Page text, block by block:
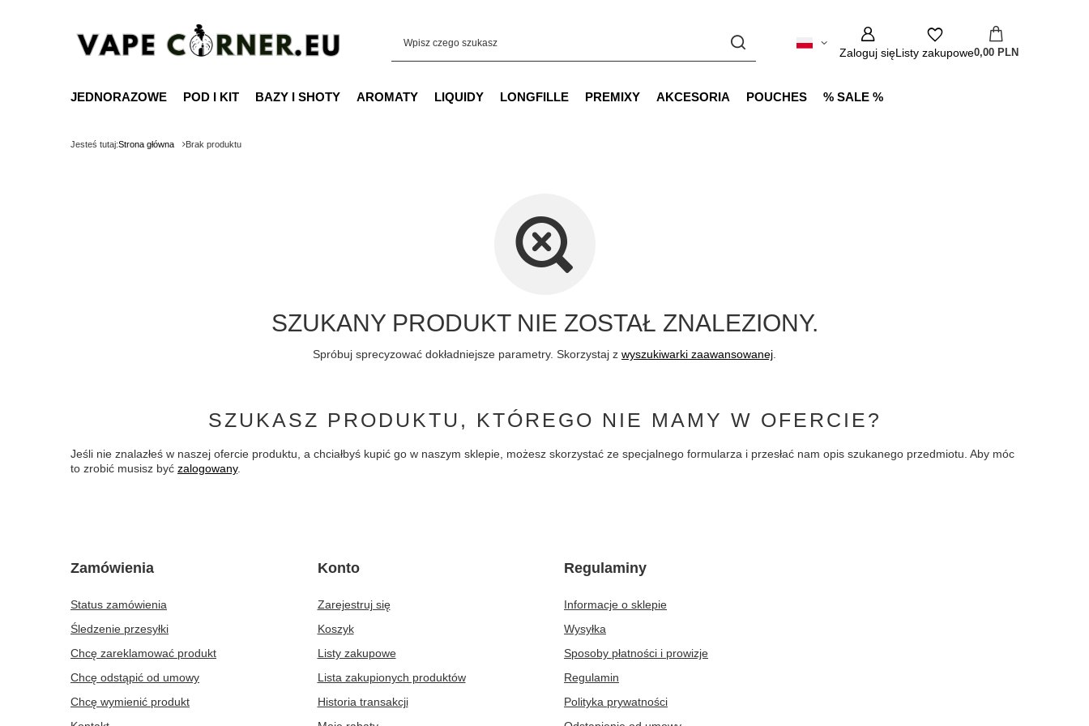
Zaloguj sięListy zakupowe0,00 PLN
JEDNORAZOWE POD I KIT BAZY I SHOTY AROMATY LIQUIDY LONGFILLE PREMIXY AKCESORIA POUCHES % SALE %
Jesteś tutaj:Strona główna Brak produktu
SZUKANY PRODUKT NIE ZOSTAŁ ZNALEZIONY.
Spróbuj sprecyzować dokładniejsze parametry. Skorzystaj z wyszukiwarki zaawansowanej
SZUKASZ PRODUKTU, KTÓREGO NIE MAMY W OFERCIE?
Jeśli nie znalazłeś w naszej ofercie produktu, a chciałbyś kupić go w naszym sklepie, możesz skorzystać ze specjalnego formularza i przesłać nam opis szukanego przedmiotu. Aby móc
to zrobić musisz być zalogowany.
Zamówienia
Status zamówienia
Śledzenie przesyłki
Chcę zareklamować produkt
Chcę odstąpić od umowy
Chcę wymienić produkt
Konto
Zarejestruj się
Koszyk
Listy zakupowe
Lista zakupionych produktów
Historia transakcji
Regulaminy
Informacje o sklepie
Wysyłka
Sposoby płatności i prowizje
Regulamin
Polityka prywatności